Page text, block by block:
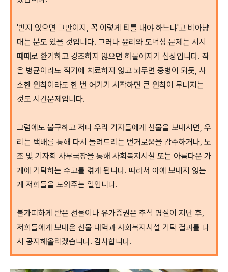
'받지 않으면 그만이지, 꼭 이렇게 티를 내야 하느냐'고 비아냥
대는 분도 있을 것입니다. 그러나 윤리와 도덕성 문제는 시시
때때로 환기하고 강조하지 않으면 허물어지기 십상입니다. 작
은 병균이라도 적기에 치료하지 않고 놔두면 중병이 되듯, 사
소한 원칙이라도 한 번 어기기 시작하면 큰 원칙이 무너지는
것도 시간문제입니다.
그럼에도 불구하고 저나 우리 기자들에게 선물을 보내시면, 우
리는 택배를 통해 다시 돌려드리는 번거로움을 감수하거나, 노
조 및 기자회 사무국장을 통해 사회복지시설 또는 아름다운 가
게에 기탁하는 수고를 겪게 됩니다. 따라서 아예 보내지 않는
게 저희들을 도와주는 일입니다.
불가피하게 받은 선물이나 유가증권은 추석 명절이 지난 후,
저희들에게 보내온 선물 내역과 사회복지시설 기탁 결과를 다
시 공지해올리겠습니다. 감사합니다.